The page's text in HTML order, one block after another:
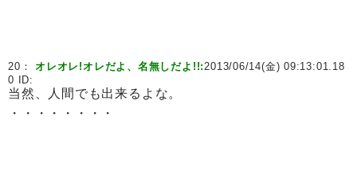
20：オレオレ!オレだよ、名無しだよ!!:2013/06/14(金) 09:13:01.18
0 ID:
当然、人間でも出来るよな。
・・・・・・・・